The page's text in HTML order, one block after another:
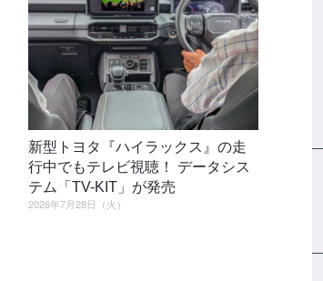
新型トヨタ『ハイラックス』の走
行中でもテレビ視聴！ データシス
テム「TV-KIT」が発売
2026年7月28日（火）